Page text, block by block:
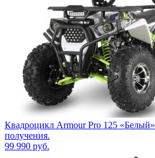
Квадроцикл Armour Pro 125
получения.
99 990 руб.